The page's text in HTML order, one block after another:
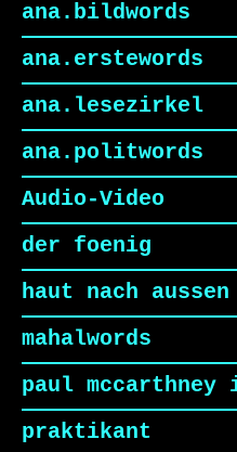
ana.bildwords
ana.erstewords
ana.lesezirkel
ana.politwords
Audio-Video
der foenig
haut nach aussen
mahalwords
paul
praktikant